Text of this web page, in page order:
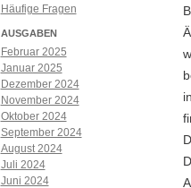
Häufige Fragen
AUSGABEN
Februar 2025
Januar 2025
Dezember 2024
November 2024
Oktober 2024
September 2024
August 2024
Juli 2024
Juni 2024